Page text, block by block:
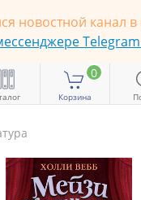
новостной канал
0
Корзина